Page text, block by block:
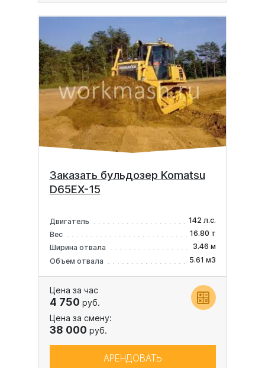
Заказать бульдозер Komatsu
D65EX-15
Двигатель
142 л.с.
Вес
16.80 т
Ширина отвала
3.46 м
Объем отвала
5.61 м3
Цена за час
4 750 руб.
Цена за смену:
38 000 руб.
АРЕНДОВАТЬ